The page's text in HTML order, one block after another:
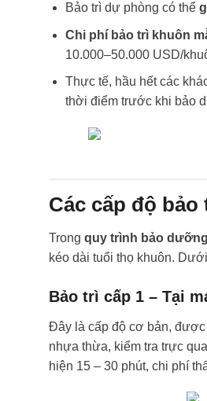
Bảo trì dự phòng có thể
Chi phí bảo trì khuôn
10.000–50.000 USD/
Thực tế, hầu hết các
thời điểm trước khi bảo
Các cấp độ
Trong quy trình bảo
kéo dài tuổi thọ khuôn.
Bảo trì cấp 1 – Tại
Đây là cấp độ cơ bản, được
nhựa thừa, kiểm tra trực
hiện 15 – 30 phút, chi phí